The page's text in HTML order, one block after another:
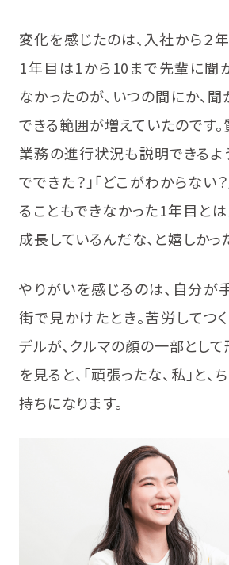
変化を感じたのは、入社から２
1年目は1から10まで先輩に聞
なかったのが、いつの間にか、
できる範囲が増えていたのです
業務の進行状況も説明できるよ
でできた？」「どこがわからない
ることもできなかった1年目とは
成長しているんだな、と嬉しかっ
やりがいを感じるのは、自分が
街で見かけたとき。苦労してつ
デルが、クルマの顔の一部とし
を見ると、「頑張ったな、私」と、
持ちになります。